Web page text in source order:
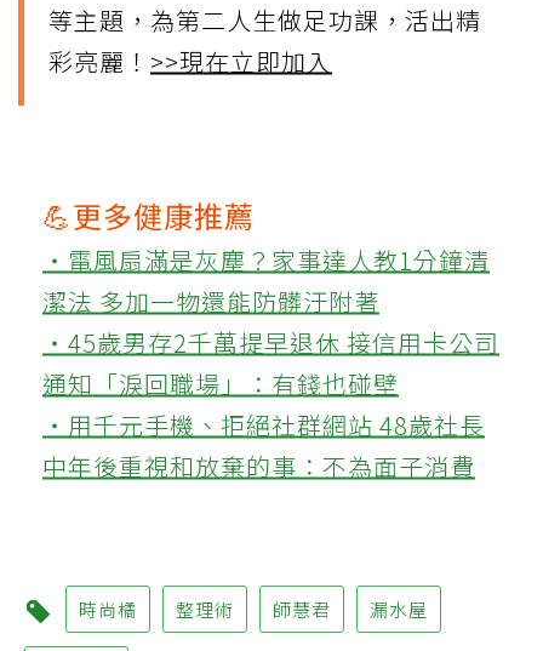
等主題，為第二人生做足功課，活出精
彩亮麗！ >>現在立即加入
💪更多健康推薦
‧電風扇滿是灰塵？家事達人教1分鐘清
潔法 多加一物還能防髒汙附著
‧45歲男存2千萬提早退休 接信用卡公司
通知「淚回職場」：有錢也碰壁
‧用千元手機、拒絕社群網站 48歲社長
中年後重視和放棄的事：不為面子消費
時尚橘 整理術 師慧君 漏水屋